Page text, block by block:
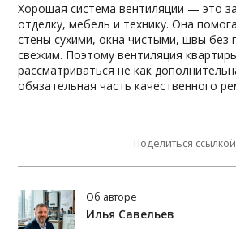
Хорошая система вентиляции — это
отделку, мебель и технику. Она
стены сухими, окна чистыми, швы без
свежим. Поэтому вентиляция
рассматриваться не как
обязательная часть качественного
Поделиться ссылкой
Об авторе
Илья Савельев